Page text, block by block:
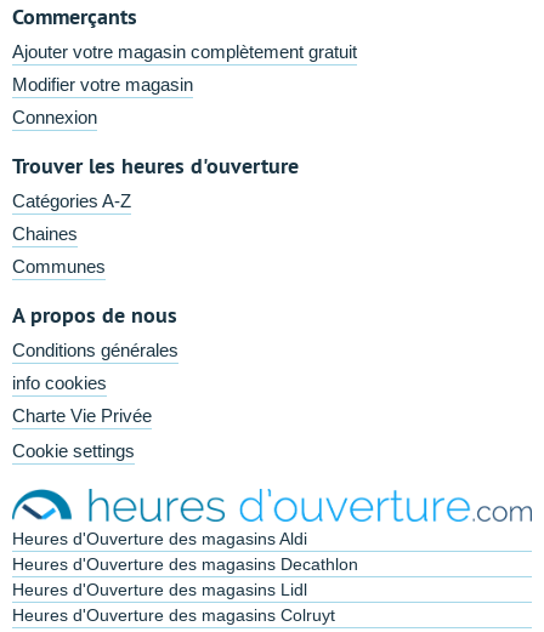
Commerçants
Ajouter votre magasin complètement gratuit
Modifier votre magasin
Connexion
Trouver les heures d'ouverture
Catégories A-Z
Chaines
Communes
A propos de nous
Conditions générales
info cookies
Charte Vie Privée
Cookie settings
Heures d'Ouverture des magasins Aldi
Heures d'Ouverture des magasins Decathlon
Heures d'Ouverture des magasins Lidl
Heures d'Ouverture des magasins Colruyt